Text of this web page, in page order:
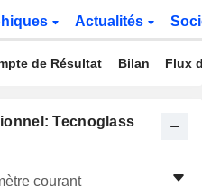
Actualités
de Résultat Bilan Flux
Tecnoglass
courant